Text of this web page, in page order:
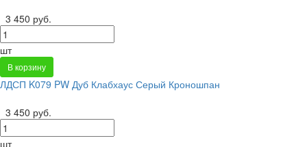
3 450 руб.
шт
В корзину
ЛДСП K079 PW Дуб Клабхаус Серый Кроношпан
3 450 руб.
шт